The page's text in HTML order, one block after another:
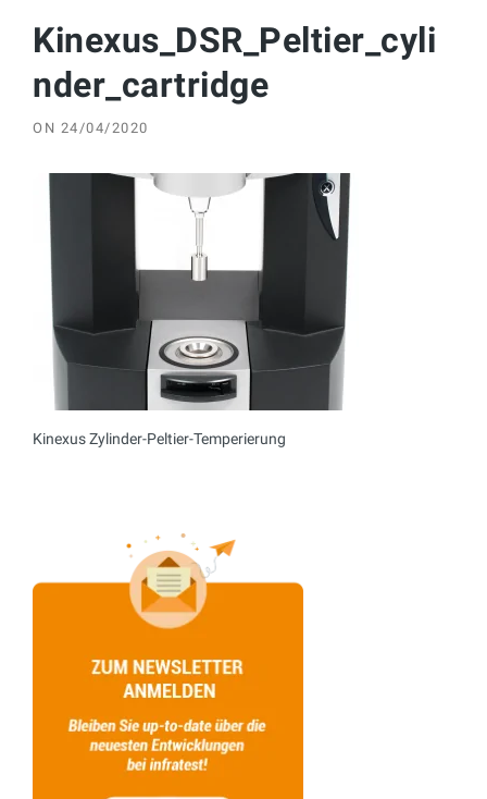
Kinexus_DSR_Peltier_cyli
nder_cartridge
ON 24/04/2020
Kinexus Zylinder-Peltier-Temperierung